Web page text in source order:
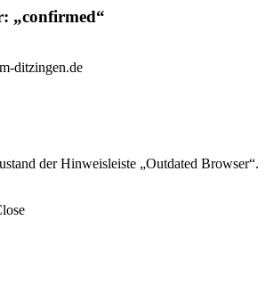
„confirmed“
ditzingen.de
der Hinweisleiste „Outdated Browser“.